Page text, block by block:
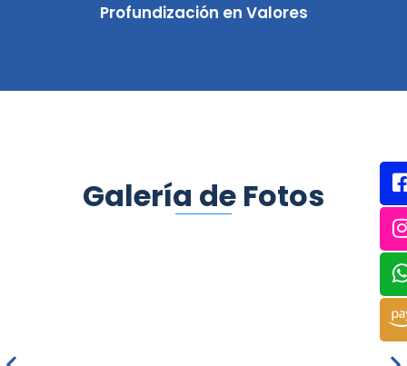
Profundización en Valores
Galería de Fotos